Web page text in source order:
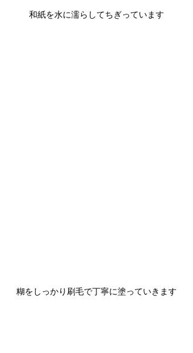
和紙を水に濡らしてちぎっています
糊をしっかり刷毛で丁寧に塗っていきます